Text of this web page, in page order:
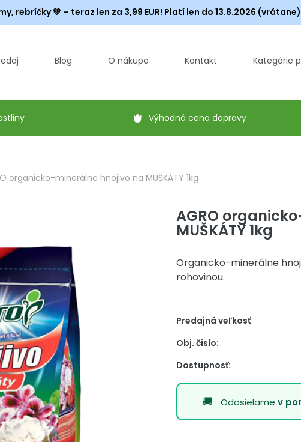
rebríčky💚 – teraz len za 3,99 EUR! Platí len do 13.8.2026
Blog O nákupe Kontakt Kategórie
Výhodná cena dopravy
organicko-minerálne hnojivo na MUŠKÁTY 1kg
AGRO
MUŠKÁTY 1kg
Organicko-minerálne
rohovinou.
Predajná veľkosť
Obj. čislo:
Dostupnosť:
Odosielamev